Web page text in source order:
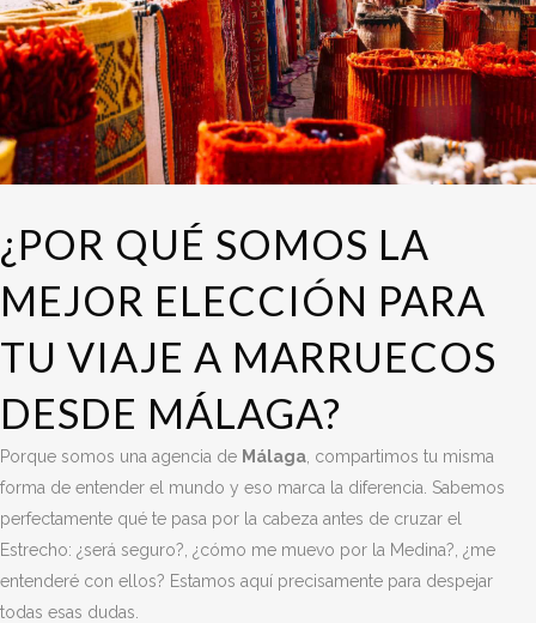
¿POR QUÉ SOMOS LA
MEJOR ELECCIÓN PARA
TU VIAJE A MARRUECOS
DESDE MÁLAGA?
Porque somos una agencia de Málaga , compartimos tu misma
forma de entender el mundo y eso marca la diferencia. Sabemos
perfectamente qué te pasa por la cabeza antes de cruzar el
Estrecho: ¿será seguro?, ¿cómo me muevo por la Medina?, ¿me
entenderé con ellos? Estamos aquí precisamente para despejar
todas esas dudas.